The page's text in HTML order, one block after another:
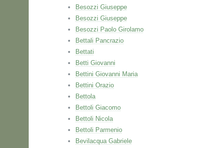
Besozzi Giuseppe
Besozzi Giuseppe
Besozzi Paolo Girolamo
Bettali Pancrazio
Bettati
Betti Giovanni
Bettini Giovanni Maria
Bettini Orazio
Bettola
Bettoli Giacomo
Bettoli Nicola
Bettoli Parmenio
Bevilacqua Gabriele